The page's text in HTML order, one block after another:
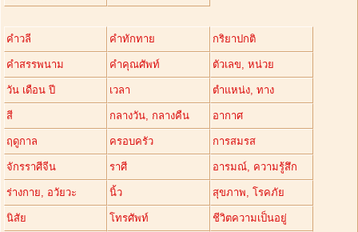
คำวลี คำทักทาย กริยาปกติ
คำสรรพนาม คำคุณศัพท์ ตัวเลข, หน่วย
วัน เดือน ปี เวลา ตำแหน่ง, ทาง
สี กลางวัน, กลางคืน อากาศ
ฤดูกาล ครอบครัว การสมรส
จักรราศีจีน ราศี อารมณ์, ความรู้สึก
ร่างกาย, อวัยวะ นิ้ว สุขภาพ, โรคภัย
นิสัย โทรศัพท์ ชีวิตความเป็นอยู่